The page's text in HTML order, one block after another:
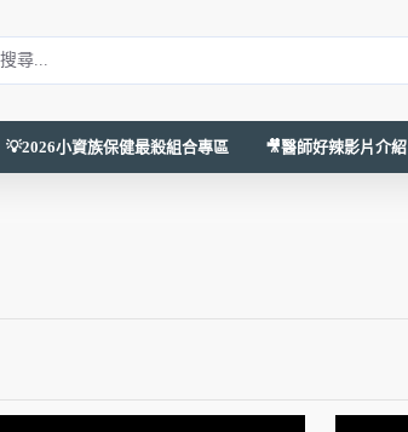
💡2026小資族保健最殺組合專區 🎥醫師好辣影片介紹